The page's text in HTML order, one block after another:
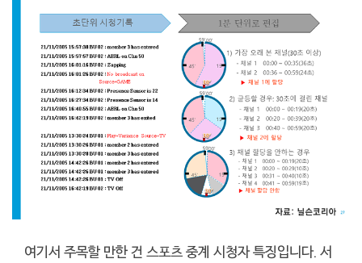
여기서 주목할 만한 건 스포츠 중계 시청자 특징입니다. 서